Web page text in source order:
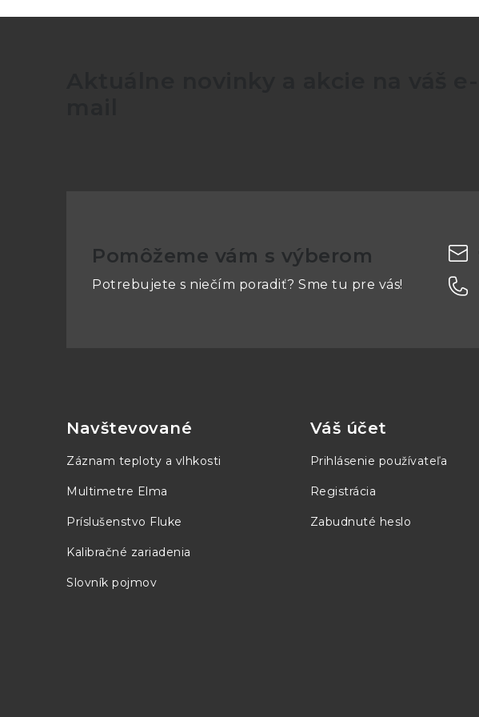
Pomôžeme vám s výberom
Potrebujete s niečím poradiť? Sme tu pre vás!
Navštevované
Záznam teploty a vlhkosti
Multimetre Elma
Príslušenstvo Fluke
Kalibračné zariadenia
Slovník pojmov
Váš účet
Prihlásenie používateľa
Registrácia
Zabudnuté heslo